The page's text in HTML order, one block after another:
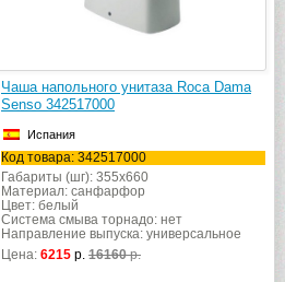
Чаша напольного унитаза Roca Dama
Senso 342517000
Испания
Код товара: 342517000
Габариты (шг): 355x660
Материал: санфарфор
Цвет: белый
Система смыва торнадо: нет
Направление выпуска: универсальное
Цена: 6215 р. 16160р.